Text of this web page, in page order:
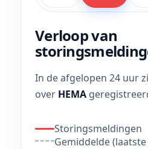
Verloop van
In de afgelopen 24 uur
over HEMA
Storingsmeldingen
Gemiddelde